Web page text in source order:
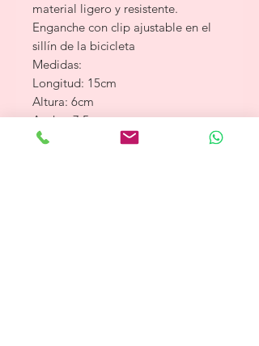
material ligero y resistente.
Enganche con clip ajustable en el
sillín de la bicicleta
Medidas:
Longitud: 15cm
Altura: 6cm
Ancho: 7,5 cm
Peso: 0,72 g